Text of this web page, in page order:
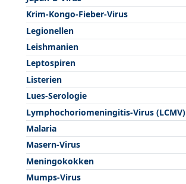
Krim-Kongo-Fieber-Virus
Legionellen
Leishmanien
Leptospiren
Listerien
Lues-Serologie
Lymphochoriomeningitis-Virus (LCMV)
Malaria
Masern-Virus
Meningokokken
Mumps-Virus